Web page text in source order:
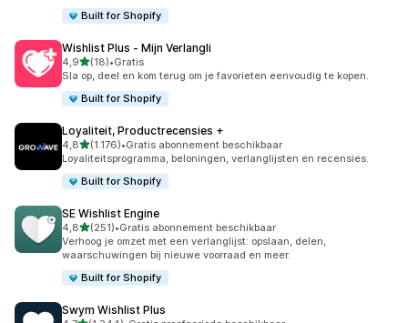
Built for Shopify
Wishlist Plus ‑ Mijn Verlangli
4,9van 5 sterren
(18)
18 recensies in totaal
•Gratis
Sla op, deel en kom terug om je favorieten eenvoudig te kopen.
Built for Shopify
Loyaliteit, Productrecensies +
4,8van 5 sterren
(1.176)
1176 recensies in totaal
•Gratis abonnement beschikbaar
Loyaliteitsprogramma, beloningen, verlanglijsten en recensies.
Built for Shopify
SE Wishlist Engine
4,8van 5 sterren
(251)
251 recensies in totaal
•Gratis abonnement beschikbaar
Verhoog je omzet met een verlanglijst: opslaan, delen,
waarschuwingen bij nieuwe voorraad en meer.
Built for Shopify
Swym Wishlist Plus